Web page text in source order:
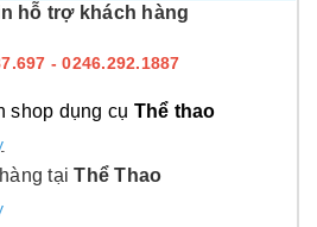
hỗ trợ khách hàng
- 0246.292.1887
shop dụng cụ Thể thao
tạiThể Thao